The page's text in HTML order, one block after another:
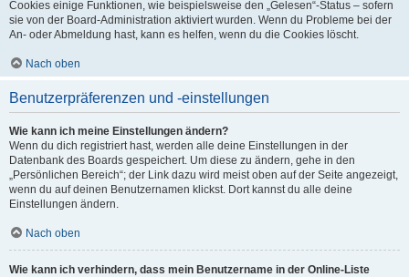
Cookies einige Funktionen, wie beispielsweise den „Gelesen“-Status – sofern
sie von der Board-Administration aktiviert wurden. Wenn du Probleme bei der
An- oder Abmeldung hast, kann es helfen, wenn du die Cookies löscht.
Nach oben
Benutzerpräferenzen und -einstellungen
Wie kann ich meine Einstellungen ändern?
Wenn du dich registriert hast, werden alle deine Einstellungen in der
Datenbank des Boards gespeichert. Um diese zu ändern, gehe in den
„Persönlichen Bereich“; der Link dazu wird meist oben auf der Seite angezeigt,
wenn du auf deinen Benutzernamen klickst. Dort kannst du alle deine
Einstellungen ändern.
Nach oben
Wie kann ich verhindern, dass mein Benutzername in der Online-Liste